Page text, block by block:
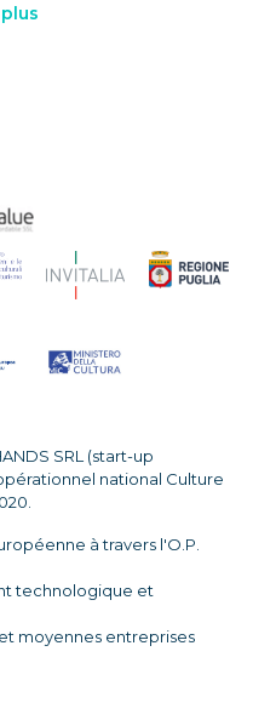
SRL (start-up
national Culture
à travers l'O.P.
technologique et
moyennes entreprises